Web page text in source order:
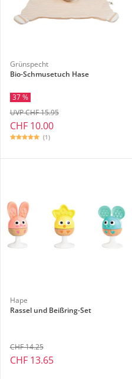
Grünspecht
Bio-Schmusetuch Hase
37 %
CHF 10.00
UVP CHF 15.95
(1)
Hape
Rassel und Beißring-Set
CHF 14.25
CHF 13.65